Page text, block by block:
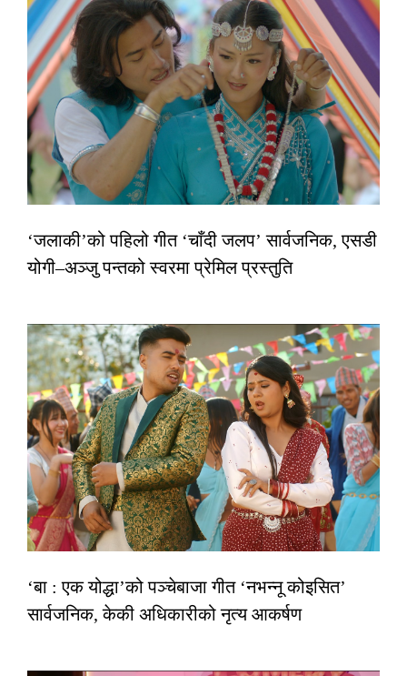
‘जलाकी’को पहिलो गीत ‘चाँदी जलप’ सार्वजनिक, एसडी
योगी–अञ्जु पन्तको स्वरमा प्रेमिल प्रस्तुति
‘बा : एक योद्धा’को पञ्चेबाजा गीत ‘नभन्नू कोइसित’
सार्वजनिक, केकी अधिकारीको नृत्य आकर्षण